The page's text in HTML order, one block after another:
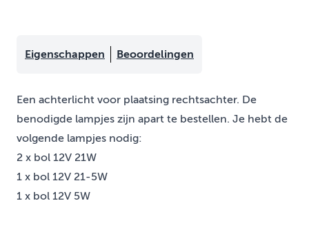
Eigenschappen Beoordelingen
Een achterlicht voor plaatsing rechtsachter. De
benodigde lampjes zijn apart te bestellen. Je hebt de
volgende lampjes nodig:
2 x bol 12V 21W
1 x bol 12V 21-5W
1 x bol 12V 5W